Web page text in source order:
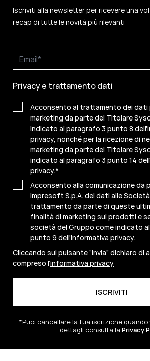
Iscriviti alla newsletter per ricevere una
recap di tutte le novità più rilevanti
Privacy e trattamento dati
Acconsento al trattamento dei dati
marketing da parte del Titolare
indicato al paragrafo 3 punto 8
privacy, nonché per la ricezione di
marketing da parte del Titolare
indicato al paragrafo 3 punto 14
privacy.*
Acconsento alla comunicazione da
Impresoft S.p.A. dei dati alle
trattamento da parte di queste
finalità di marketing sui prodotti e
società del Gruppo come indicato
punto 9 dell'informativa privacy.
Cliccando sul pulsante “Invia” dichiaro di
compreso l’informativa privacy
*Puoi cancellare la tua iscrizione quando
dettagli consulta la Privacy